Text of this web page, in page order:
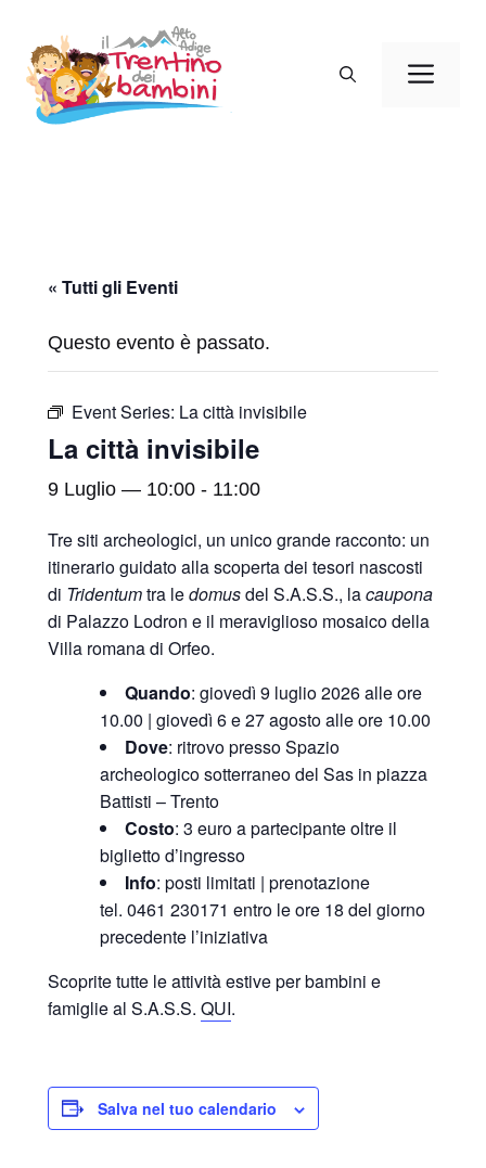
contenuto
« Tutti gli Eventi
Questo evento è passato.
Event Series: La città invisibile
La città invisibile
9 Luglio — 10:00 - 11:00
Tre siti archeologici, un unico grande racconto: un
itinerario guidato alla scoperta dei tesori nascosti
di Tridentumtra ledomusdel S.A.S.S., lacaupona
di Palazzo Lodron e il meraviglioso mosaico della
Villa romana di Orfeo.
Quando: giovedì 9 luglio 2026 alle ore
10.00 | giovedì 6 e 27 agosto alle ore 10.00
Dove: ritrovo presso Spazio
archeologico sotterraneo del Sas in piazza
Battisti – Trento
Costo: 3 euro a partecipante oltre il
biglietto d’ingresso
Info: posti limitati | prenotazione
tel. 0461 230171 entro le ore 18 del giorno
precedente l’iniziativa
Scoprite tutte le attività estive per bambini e
famiglie al S.A.S.S. QUI.
Salva nel tuo calendario